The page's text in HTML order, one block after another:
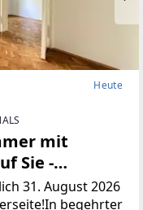
Heute
mit
Sie -
Währing!
31. August 2026
begehrter